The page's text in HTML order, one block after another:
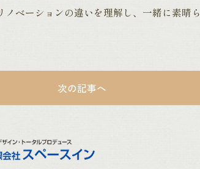
ベーションの違いを理解し、一緒に素晴ら
次の記事へ